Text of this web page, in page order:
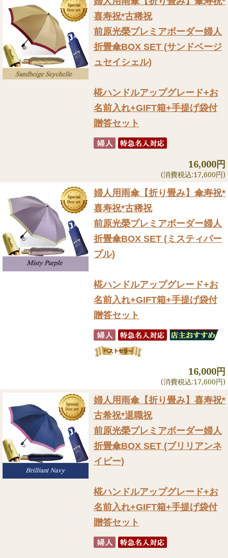
喜寿祝*古稀祝
前原光榮プレミアボーダー婦人
折畳傘BOX SET (サンドベージ
ュセイシェル)
椛ハンドルアップグレード+お
名前入れ+GIFT箱+手提げ袋付
贈答セット
16,000円
(消費税込:17,600円)
婦人用雨傘【折り畳み】 傘寿祝*
喜寿祝*古稀祝
前原光榮プレミアボーダー婦人
折畳傘BOX SET (ミスティパー
プル)
椛ハンドルアップグレード+お
名前入れ+GIFT箱+手提げ袋付
贈答セット
16,000円
(消費税込:17,600円)
婦人用雨傘【折り畳み】 喜寿祝*
古希祝*退職祝
前原光榮プレミアボーダー婦人
折畳傘BOX SET (ブリリアンネ
イビー)
椛ハンドルアップグレード+お
名前入れ+GIFT箱+手提げ袋付
贈答セット